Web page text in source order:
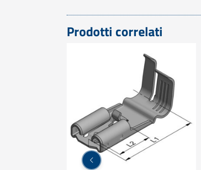
Prodotti correlati